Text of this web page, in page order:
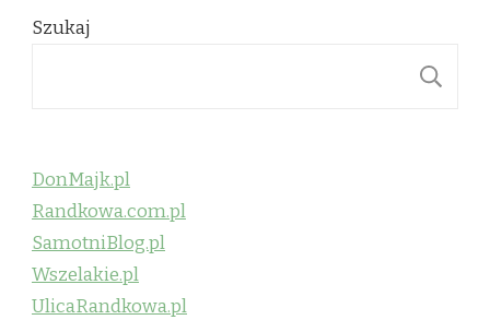
Szukaj
DonMajk.pl
Randkowa.com.pl
SamotniBlog.pl
Wszelakie.pl
UlicaRandkowa.pl